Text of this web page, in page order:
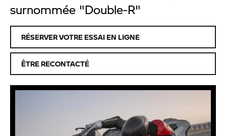
surnommée "Double-R"
RÉSERVER VOTRE ESSAI EN LIGNE
ÊTRE RECONTACTÉ